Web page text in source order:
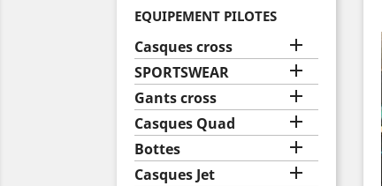
EQUIPEMENT PILOTES
Casques cross 
SPORTSWEAR 
Gants cross 
Casques Quad 
Bottes 
Casques Jet 